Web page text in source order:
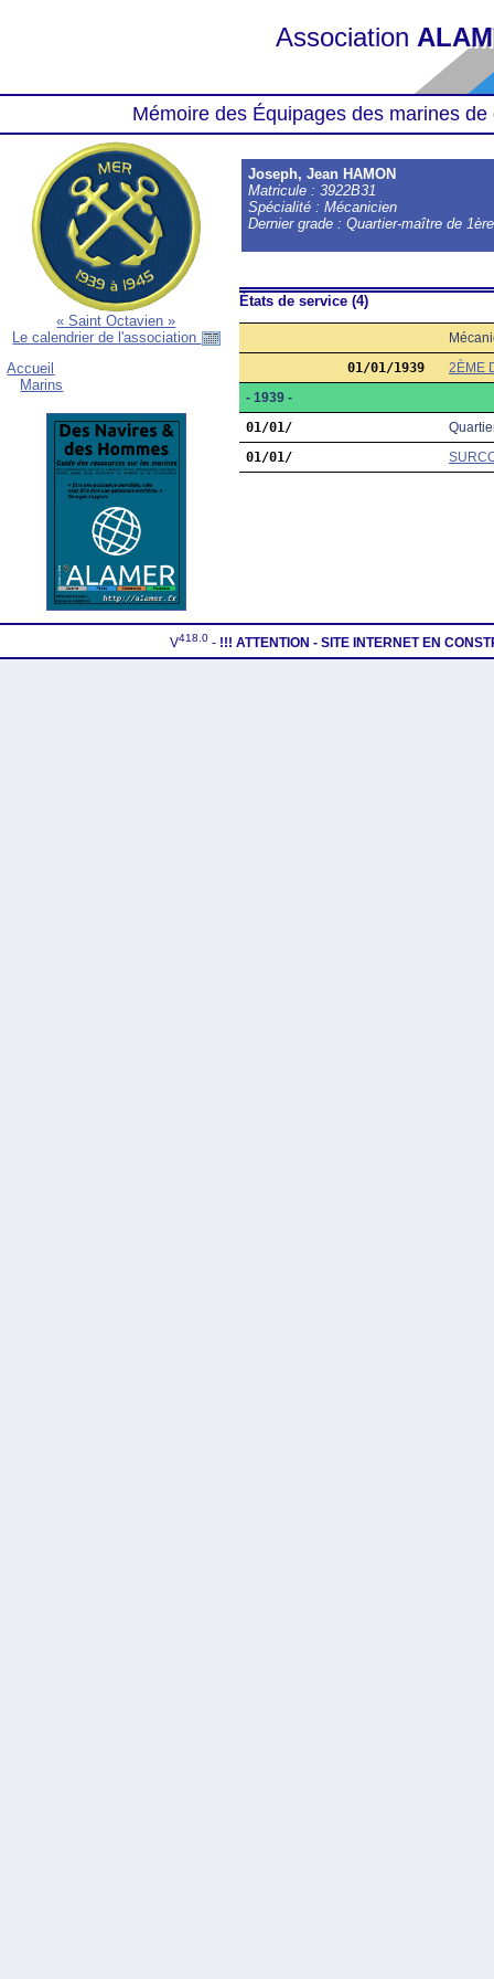
Association
Mémoire des Équipages des marines
« Saint Octavien »
Le calendrier de l'association
Accueil
Marins
Joseph, Jean HAMON
Matricule : 3922B31
Spécialité : Mécanicien
Dernier grade : Quartier-maître de
États de service (4)
01/01/1939
2ÈME
- 1939 -
01/01/
01/01/
V418.0 - !!! ATTENTION - SITE INTERNET EN